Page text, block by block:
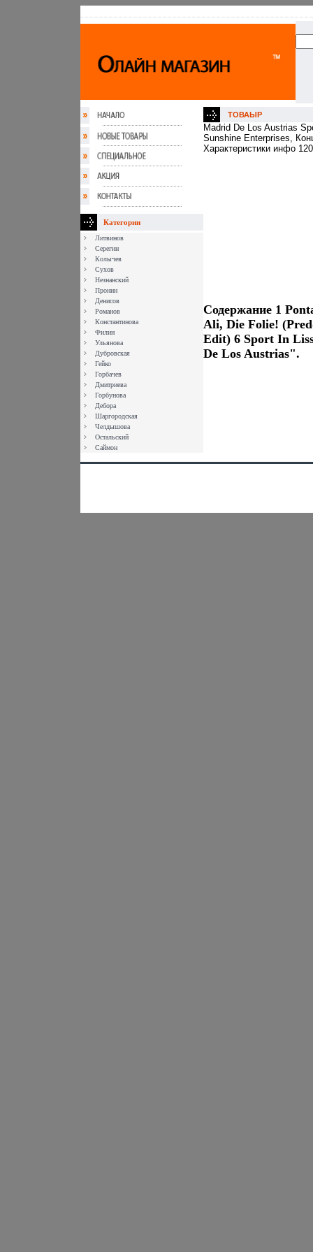
Категории
Литвинов
Серегин
Колычев
Сухов
Незнанский
Пронин
Денисов
Романов
Константинова
Филин
Ульянова
Дубровская
Гейко
Горбачев
Дмитриева
Горбунова
Дебора
Шаргородская
Челдышова
Остальский
Саймон
ТОВАЫР
Madrid De Los Austrias
Sunshine Enterprises,
Характеристики инфо
Содержание 1
Ali, Die Folie!
Edit) 6 Sport In
De Los Austrias".